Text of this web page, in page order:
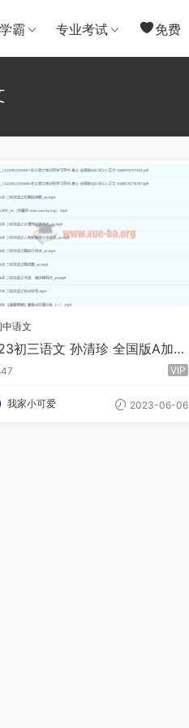
霸 专业考试 免费
中语文
初三语文 孙清珍 全国版A加春
VIP
我家小可爱 2023-06-06